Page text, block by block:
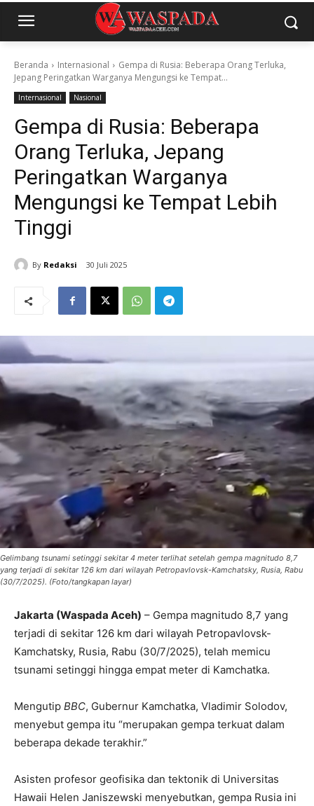
Beranda Internasional
Gempa di Rusia: Beberapa Orang Terluka,
Jepang Peringatkan Warganya Mengungsi ke Tempat...
Internasional Nasional
Gempa di Rusia: Beberapa
Orang Terluka, Jepang
Peringatkan Warganya
Mengungsi ke Tempat Lebih
Tinggi
By Redaksi 30 Juli 2025
Gelimbang tsunami setinggi sekitar 4 meter terlihat setelah gempa magnitudo 8,7
yang terjadi di sekitar 126 km dari wilayah Petropavlovsk-Kamchatsky, Rusia, Rabu
(30/7/2025). (Foto/tangkapan layar)
Jakarta (Waspada Aceh) – Gempa magnitudo 8,7 yang
terjadi di sekitar 126 km dari wilayah Petropavlovsk-
Kamchatsky, Rusia, Rabu (30/7/2025), telah memicu
tsunami setinggi hingga empat meter di Kamchatka.
Mengutip BBC, Gubernur Kamchatka, Vladimir Solodov,
menyebut gempa itu “merupakan gempa terkuat dalam
beberapa dekade terakhir.”
Asisten profesor geofisika dan tektonik di Universitas
Hawaii Helen Janiszewski menyebutkan, gempa Rusia ini